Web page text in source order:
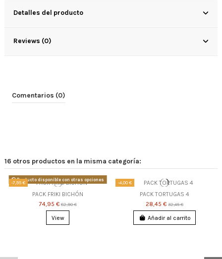
Detalles del producto
Reviews (0)
Comentarios (0)
16 otros productos en la misma categoría:
-7,95 €
Producto disponible con otras opciones
PACK FRIKI BICHÓN
74,95 €82,90 €
View
-4,00 €
PACK TORTUGAS 4
28,45 €32,45 €
Añadir al carrito